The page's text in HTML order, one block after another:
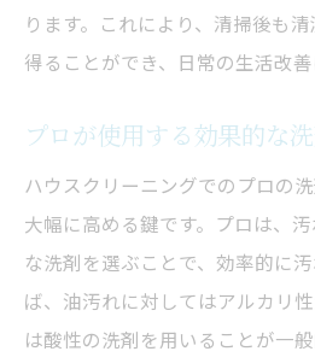
エコフレンドリーなサ
ト
楽しみ方
清掃を楽しむための心
プロの技術で新たな発
クリーニングを趣味の
法
家族と一緒に清掃を楽
ります。これにより、清掃後も
得ることができ、日常の生活改善
プロが使用する効果的な
ハウスクリーニングでのプロの
大幅に高める鍵です。プロは、
な洗剤を選ぶことで、効率的に
ば、油汚れに対してはアルカリ
は酸性の洗剤を用いることが一般